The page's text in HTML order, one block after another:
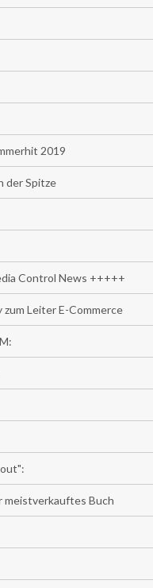
2019
der Spitze
Control News +++++
Leiter E-Commerce
meistverkauftes Buch